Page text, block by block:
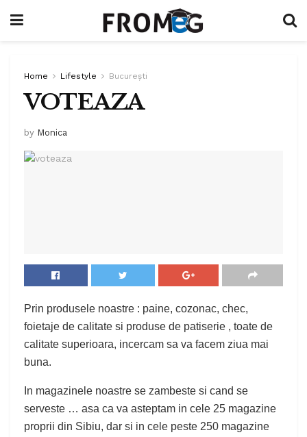
Home Lifestyle București
VOTEAZA
by Monica
Prin produsele noastre : paine, cozonac, chec,
foietaje de calitate si produse de patiserie , toate de
calitate superioara, incercam sa va facem ziua mai
buna.
In magazinele noastre se zambeste si cand se
serveste … asa ca va asteptam in cele 25 magazine
proprii din Sibiu, dar si in cele peste 250 magazine